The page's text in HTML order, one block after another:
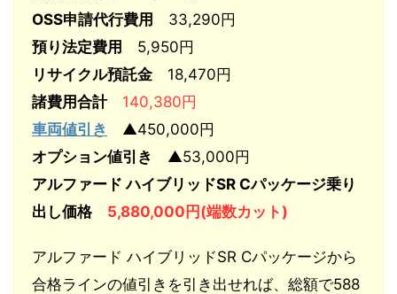
OSS申請代行費用 33,290円
預り法定費用 5,950円
リサイクル預託金 18,470円
諸費用合計
140,380円
車両値引き
▲450,000円
オプション値引き
▲53,000円
アルファード ハイブリッドSR Cパッケージ乗り
出し価格
5,880,000円(端数カット)
アルファード ハイブリッドSR Cパッケージから
合格ラインの値引きを引き出せれば、総額で588